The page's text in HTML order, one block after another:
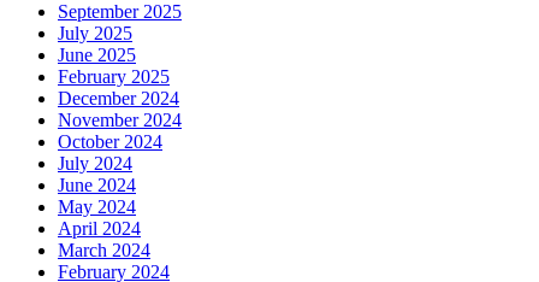
September 2025
July 2025
June 2025
February 2025
December 2024
November 2024
October 2024
July 2024
June 2024
May 2024
April 2024
March 2024
February 2024